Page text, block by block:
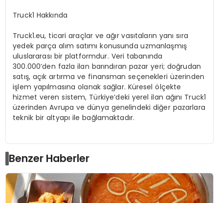
Truck1 Hakkında
Truck1.eu, ticari araçlar ve ağır vasıtaların yanısıra
yedek parça alım satımıkonusunda uzmanlaşmış
uluslararası bir platformdur. Veri tabanında
300.000’den fazla ilan barındıran pazar yeri; doğrudan
satış, açık artırma ve finansman seçenekleri üzerinden
işlem yapılmasına olanak sağlar. Küreselölçekte
hizmet veren sistem, Türkiye’deki yerel ilan ağını Truck1
üzerinden Avrupa ve dünya genelindeki diğer pazarlara
teknik bir altyapı ile bağlamaktadır.
Benzer Haberler